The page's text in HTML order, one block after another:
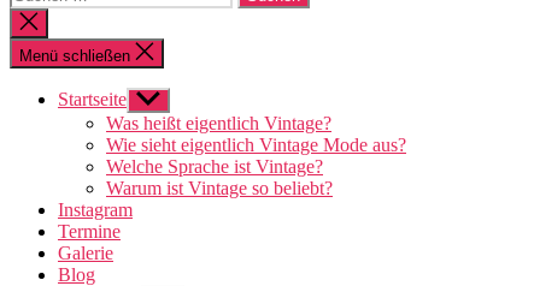
nach:
Suche
schließen
Menü schließen
Startseite Untermenü
anzeigen
Was heißt eigentlich Vintage?
Wie sieht eigentlich Vintage Mode aus?
Welche Sprache ist Vintage?
Warum ist Vintage so beliebt?
Instagram
Termine
Galerie
Blog